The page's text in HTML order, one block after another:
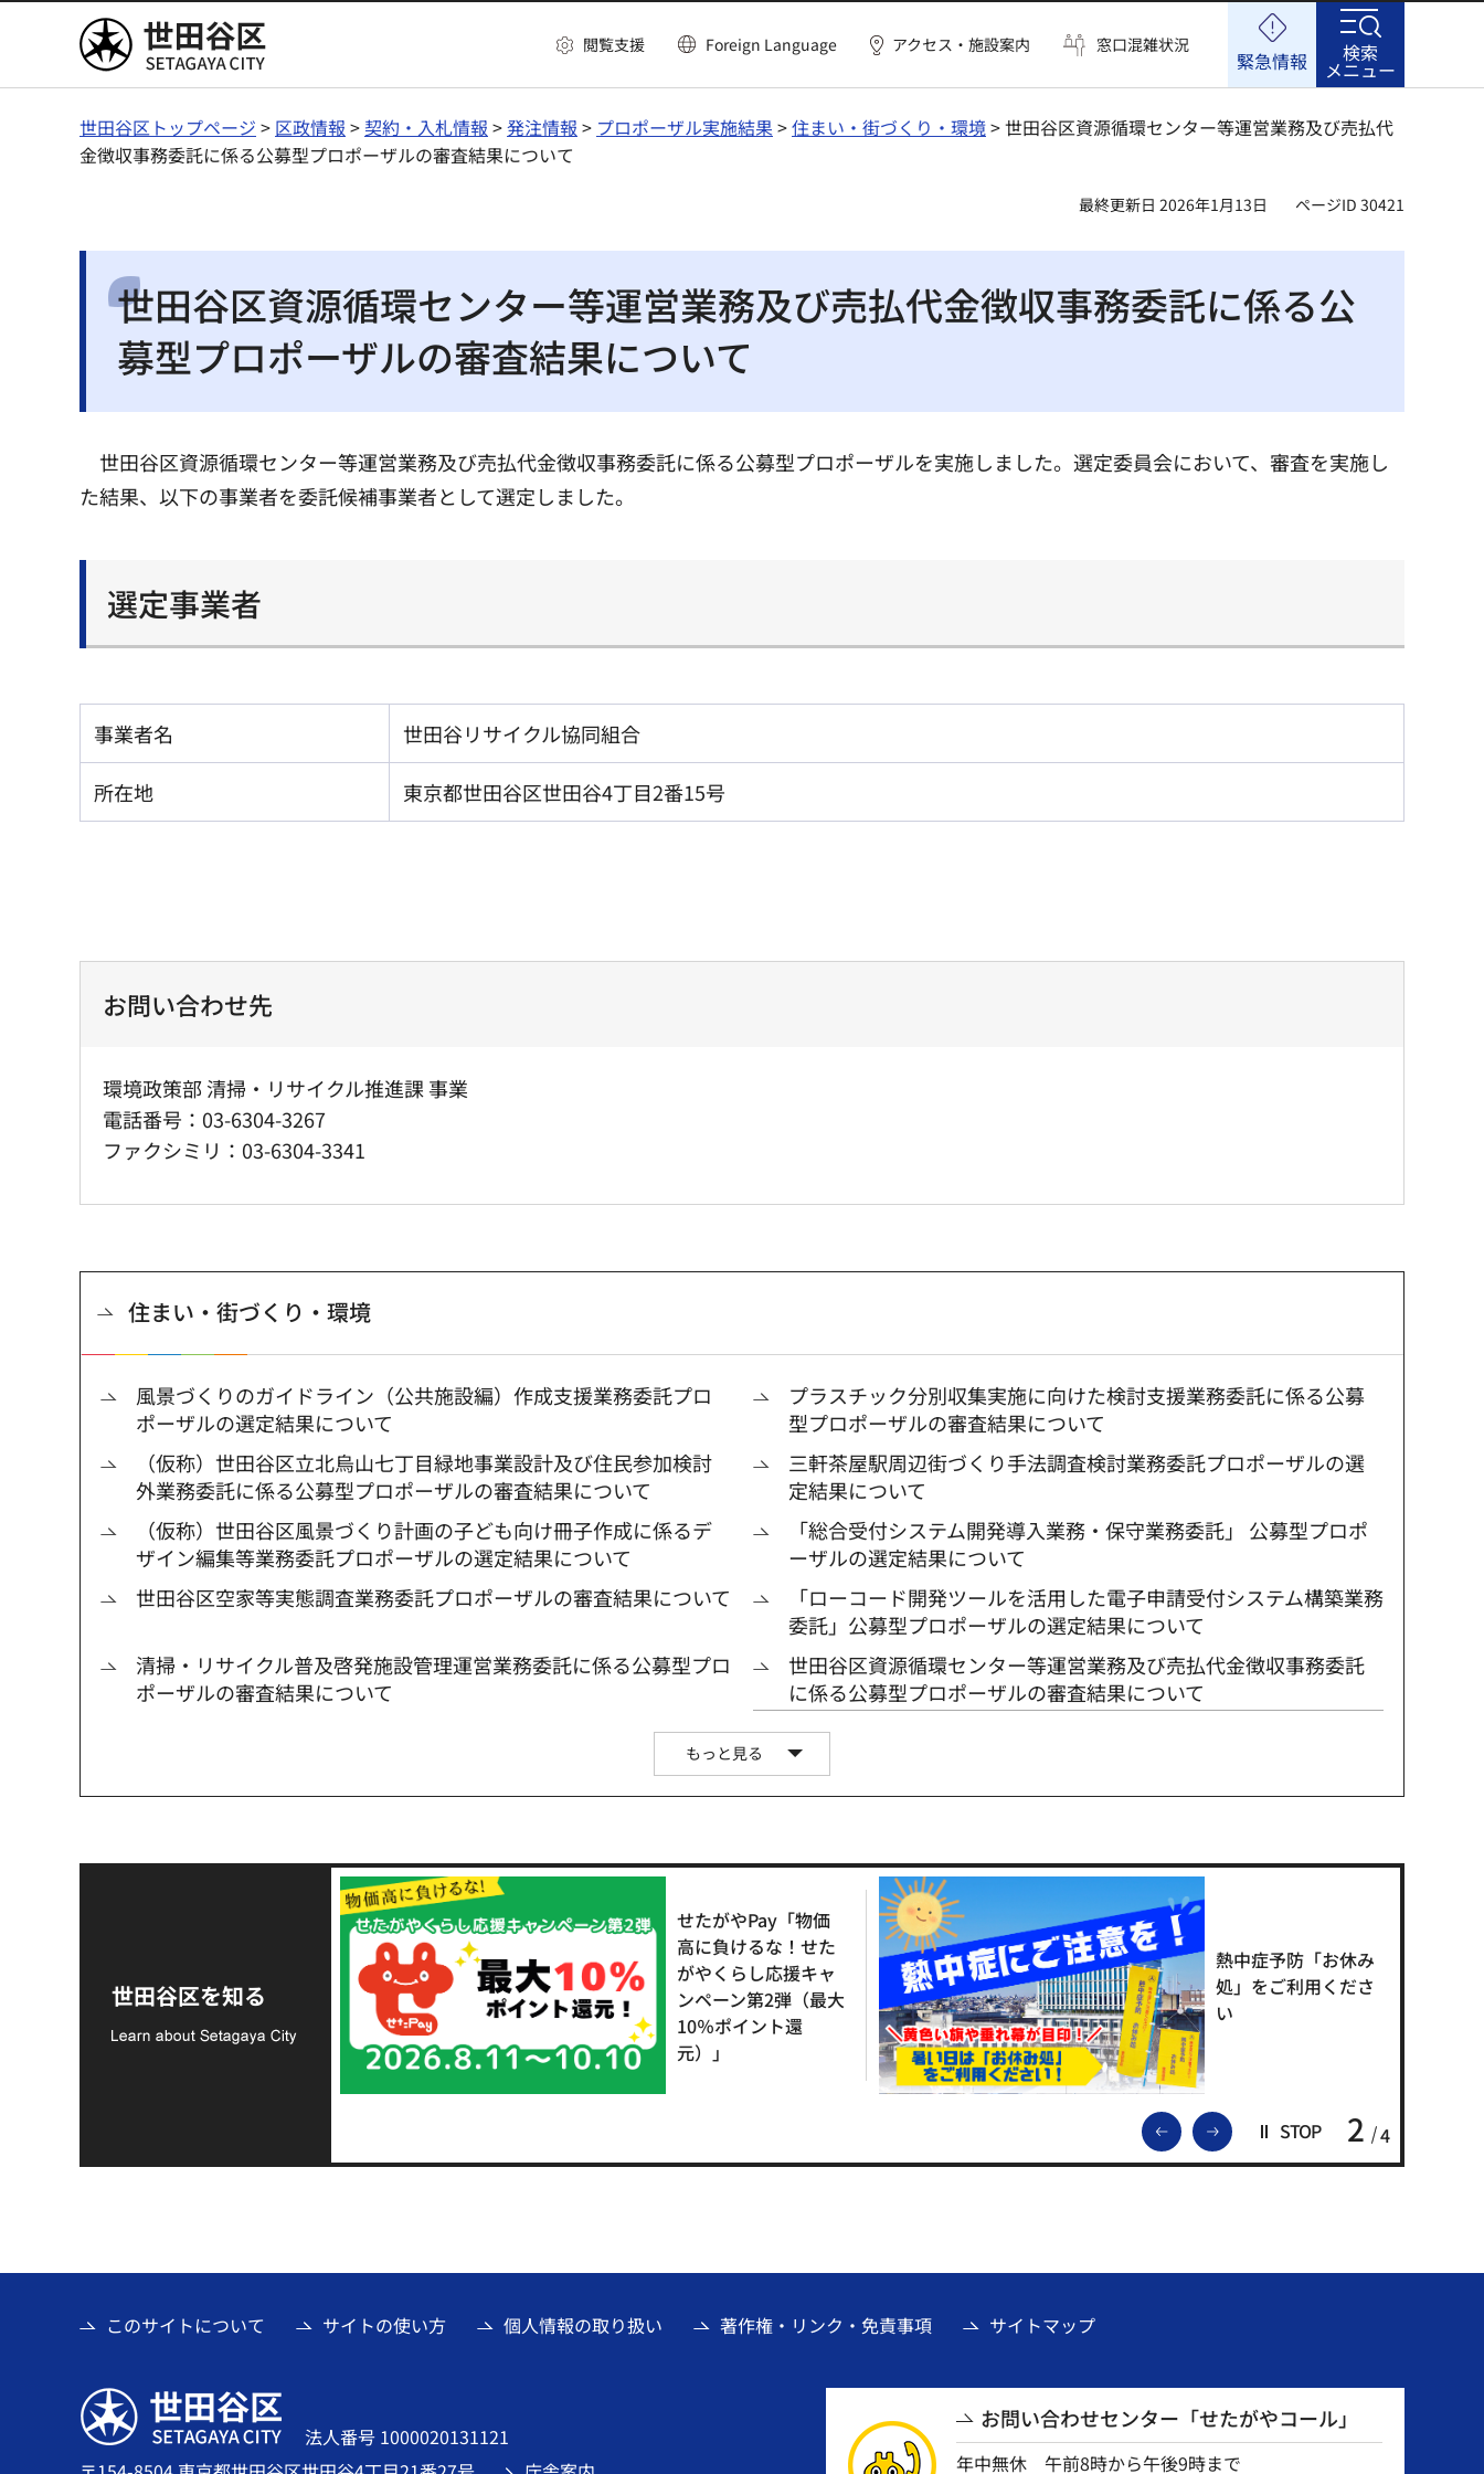
世田谷区 閲覧支援 Foreign Language アクセス・施設案内 窓口混雑状況
緊急情報 検索
メニュー
世田谷区トップページ > 区政情報 > 契約・入札情報 >発注情報 > プロポーザル実施結果>住まい・街づくり・環境> 世田谷区資源循環センター等運営業務及び売払代
金徴収事務委託に係る公募型プロポーザルの審査結果について
最終更新日 2026年1月13日 ページID 30421
世田谷区資源循環センター等運営業務及び売払代金徴収事務委託に係る公
募型プロポーザルの審査結果について
世田谷区資源循環センター等運営業務及び売払代金徴収事務委託に係る公募型プロポーザルを実施しました。選定委員会において、審査を実施し
た結果、以下の事業者を委託候補事業者として選定しました。
選定事業者
事業者名 世田谷リサイクル協同組合
所在地 東京都世田谷区世田谷4丁目2番15号
お問い合わせ先
環境政策部 清掃・リサイクル推進課 事業
電話番号：03-6304-3267
ファクシミリ：03-6304-3341
住まい・街づくり・環境
風景づくりのガイドライン（公共施設編）作成支援業務委託プロ
ポーザルの選定結果について
プラスチック分別収集実施に向けた検討支援業務委託に係る公募
型プロポーザルの審査結果について
（仮称）世田谷区立北烏山七丁目緑地事業設計及び住民参加検討
外業務委託に係る公募型プロポーザルの審査結果について
三軒茶屋駅周辺街づくり手法調査検討業務委託プロポーザルの選
定結果について
（仮称）世田谷区風景づくり計画の子ども向け冊子作成に係るデ
ザイン編集等業務委託プロポーザルの選定結果について
「総合受付システム開発導入業務・保守業務委託」 公募型プロポ
ーザルの選定結果について
世田谷区空家等実態調査業務委託プロポーザルの審査結果について
「ローコード開発ツールを活用した電子申請受付システム構築業務
委託」公募型プロポーザルの選定結果について
清掃・リサイクル普及啓発施設管理運営業務委託に係る公募型プロ
ポーザルの審査結果について
世田谷区資源循環センター等運営業務及び売払代金徴収事務委託
に係る公募型プロポーザルの審査結果について
もっと見る
世田谷区を知る
前のスライドを表示
次のスライドを表示
STOP 2 4
支援金の募集につい
て
せたがやPay「物価
高に負けるな！せた
がやくらし応援キャ
ンペーン第2弾（最大
10％ポイント還
元）」
熱中症予防「お休み
処」をご利用くださ
い
このサイトについて サイトの使い方 個人情報の取り扱い 著作権・リンク・免責事項 サイトマップ
世田谷区
法人番号 1000020131121
お問い合わせセンター「せたがやコール」
年中無休 午前8時から午後9時まで